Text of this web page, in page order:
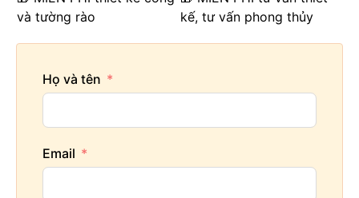
và tường rào
kế, tư vấn phong thủy
Họ và tên
Email